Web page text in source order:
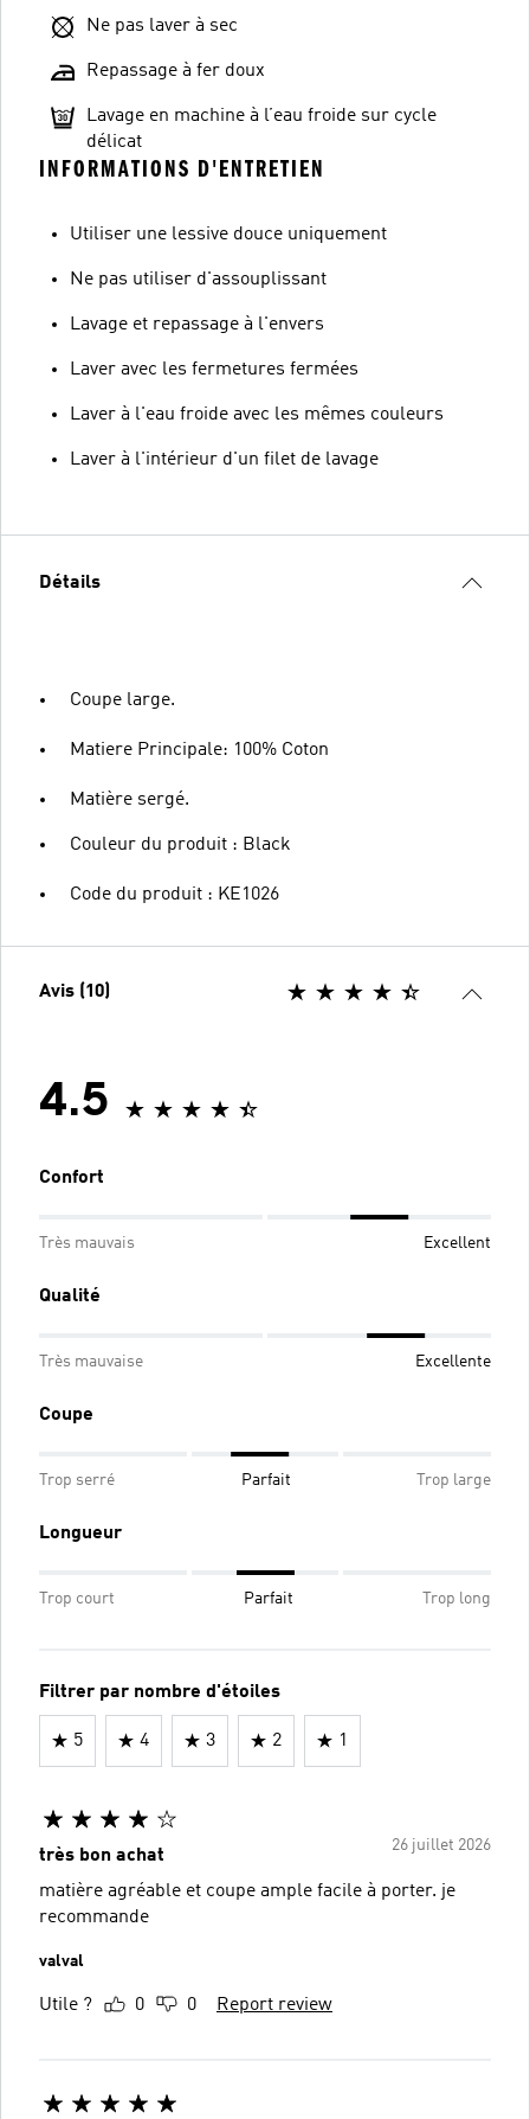
Ne pas laver à sec
Repassage à fer doux
Lavage en machine à l’eau froide sur cycle
délicat
INFORMATIONS D'ENTRETIEN
Utiliser une lessive douce uniquement
Ne pas utiliser d'assouplissant
Lavage et repassage à l'envers
Laver avec les fermetures fermées
Laver à l'eau froide avec les mêmes couleurs
Laver à l'intérieur d'un filet de lavage
Détails
Coupe large.
Matiere Principale: 100% Coton
Matière sergé.
Couleur du produit : Black
Code du produit : KE1026
Avis (10)
4.5
Confort
Très mauvais Excellent
Qualité
Très mauvaise Excellente
Coupe
Trop serré Parfait Trop large
Longueur
Trop court Parfait Trop long
Filtrer par nombre d'étoiles
5 4 3 2 1
26 juillet 2026
très bon achat
matière agréable et coupe ample facile à porter. je
recommande
valval
Utile ? 0 0 Report review